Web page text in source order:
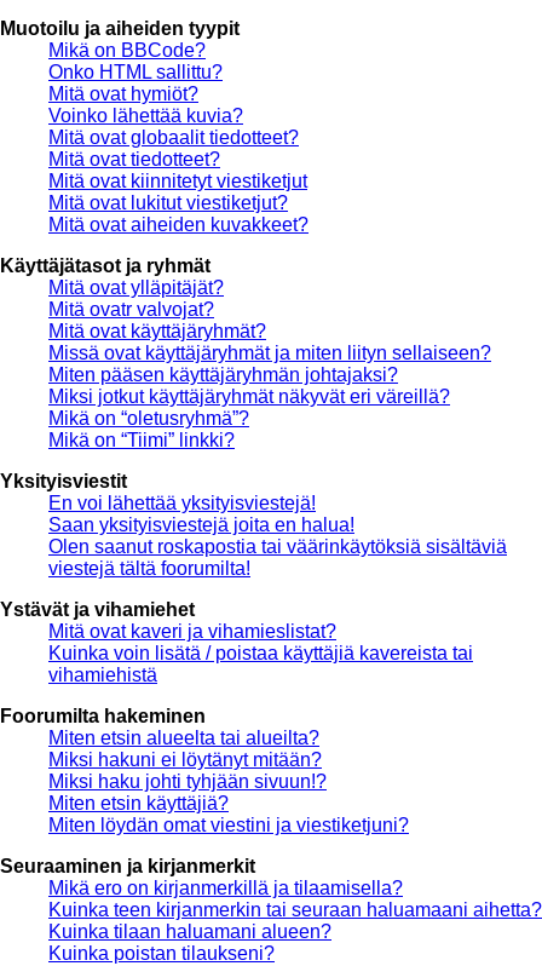
Muotoilu ja aiheiden tyypit
Mikä on BBCode?
Onko HTML sallittu?
Mitä ovat hymiöt?
Voinko lähettää kuvia?
Mitä ovat globaalit tiedotteet?
Mitä ovat tiedotteet?
Mitä ovat kiinnitetyt viestiketjut
Mitä ovat lukitut viestiketjut?
Mitä ovat aiheiden kuvakkeet?
Käyttäjätasot ja ryhmät
Mitä ovat ylläpitäjät?
Mitä ovatr valvojat?
Mitä ovat käyttäjäryhmät?
Missä ovat käyttäjäryhmät ja miten liityn sellaiseen?
Miten pääsen käyttäjäryhmän johtajaksi?
Miksi jotkut käyttäjäryhmät näkyvät eri väreillä?
Mikä on “oletusryhmä”?
Mikä on “Tiimi” linkki?
Yksityisviestit
En voi lähettää yksityisviestejä!
Saan yksityisviestejä joita en halua!
Olen saanut roskapostia tai väärinkäytöksiä sisältäviä
viestejä tältä foorumilta!
Ystävät ja vihamiehet
Mitä ovat kaveri ja vihamieslistat?
Kuinka voin lisätä / poistaa käyttäjiä kavereista tai
vihamiehistä
Foorumilta hakeminen
Miten etsin alueelta tai alueilta?
Miksi hakuni ei löytänyt mitään?
Miksi haku johti tyhjään sivuun!?
Miten etsin käyttäjiä?
Miten löydän omat viestini ja viestiketjuni?
Seuraaminen ja kirjanmerkit
Mikä ero on kirjanmerkillä ja tilaamisella?
Kuinka teen kirjanmerkin tai seuraan haluamaani aihetta?
Kuinka tilaan haluamani alueen?
Kuinka poistan tilaukseni?